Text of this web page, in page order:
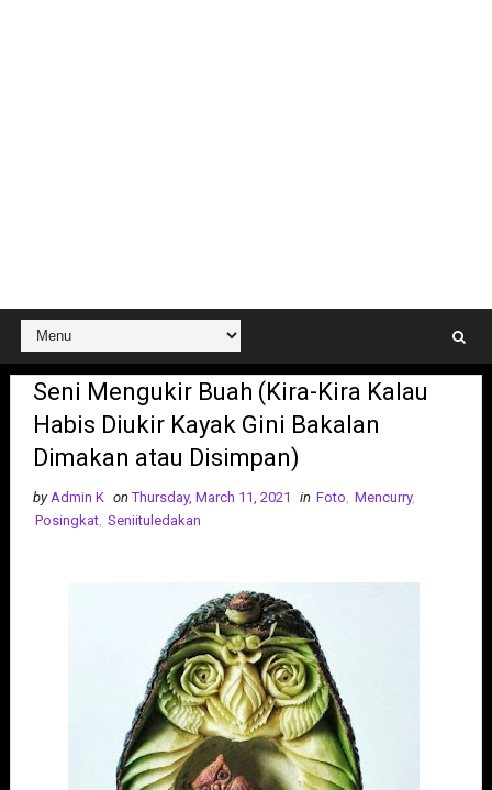
Seni Mengukir Buah (Kira-Kira Kalau
Habis Diukir Kayak Gini Bakalan
Dimakan atau Disimpan)
by Admin K on Thursday, March 11, 2021 in Foto, Mencurry,
Posingkat, Seniituledakan